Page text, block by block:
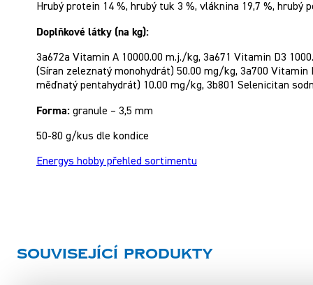
Hrubý protein 14 %, hrubý tuk 3 %, vláknina 19,7 %, hrubý
Doplňkové látky (na kg):
3a672a Vitamin A 10000.00 m.j./kg, 3a671 Vitamin D3
(Síran zeleznatý monohydrát) 50.00 mg/kg, 3a700
měďnatý pentahydrát) 10.00 mg/kg, 3b801 Selenicitan
Forma: granule – 3,5 mm
50-80 g/kus dle kondice
Energys hobby přehled sortimentu
Související produkty